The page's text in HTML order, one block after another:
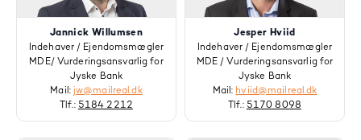
Jannick Willumsen
Indehaver / Ejendomsmægler
MDE/ Vurderingsansvarlig for
Jyske Bank
Mail:jw@mailreal.dk
Tlf.: 5184 2212
Jesper Hviid
Indehaver / Ejendomsmægler
MDE / Vurderingsansvarlig for
Jyske Bank
Mail: hviid@mailreal.dk
Tlf.: 5170 8098